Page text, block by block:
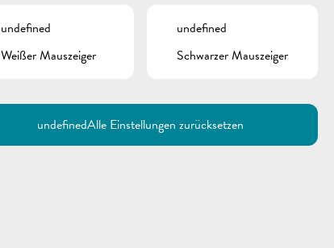
Utilisez la recherche pour
Comme par exemple des contacts, des
informations ou de documents.
undefined
Weißer Mauszeiger
undefined
Schwarzer Mauszeiger
undefinedAlle Einstellungen zurücksetzen